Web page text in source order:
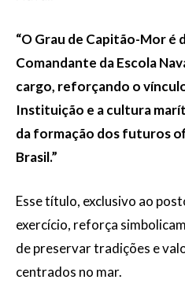
“O Grau de Capitão-Mor é
Comandante da Escola
cargo, reforçando o
Instituição e a cultura
da formação dos futuros
Brasil.”
Esse título, exclusivo ao
exercício, reforça
de preservar tradições e
centrados no mar.